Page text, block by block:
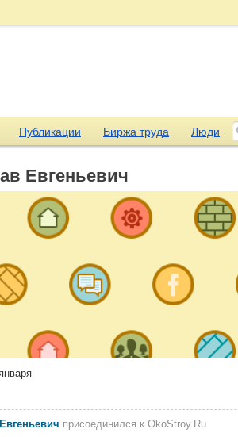
Публикации Биржа труда Люди
Евгеньевич
присоединился к OkoStroy.Ru